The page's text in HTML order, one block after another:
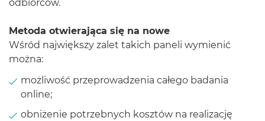
odbiorców.
Metoda otwierająca się na nowe
Wśród największy zalet takich paneli wymienić
można:
możliwość przeprowadzenia całego badania
online;
obniżenie potrzebnych kosztów na realizację